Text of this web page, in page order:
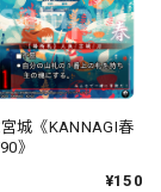
城《KANNAGI春
》
¥150